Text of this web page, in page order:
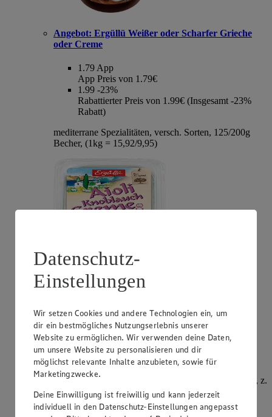
Angebot: Ergüllü Weißer oder Scharfer Grieche
oder Creme
1.79 App
App Preis von 1.79€
1.99 -23%
Rabattierter Preis von 1.99€ (Insgesamt -23%
Rabatt)
mediterrane Spezialitäten, versch. Sorten, 125/200g
Becher, (1kg = 15,92/9,95)
Philadelphia
0.99App
App Preis von 0.99€
1.11 -51%
Rabattierter Preis von 1.11€ (Insgesamt -51%
Rabatt)
Frischkäsezubereitung, versch. Sorten und Fettstufen, z.
B.: Original 195g, Becher, (1kg = 5,69)
Datenschutz-
Einstellungen
Wir setzen Cookies und andere Technologien ein, um
dir ein bestmögliches Nutzungserlebnis unserer
Website zu ermöglichen. Wir verwenden deine Daten,
um unsere Website zu personalisieren und dir
möglichst relevante Inhalte anzubieten, sowie für
Marketingzwecke.
Deine Einwilligung ist freiwillig und kann jederzeit
individuell in den Datenschutz-Einstellungen angepasst